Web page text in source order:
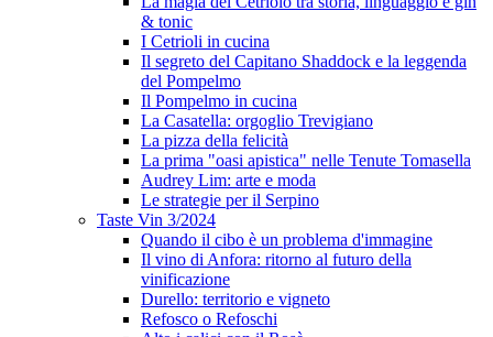
& tonic
I Cetrioli in cucina
Il segreto del Capitano Shaddock e la leggenda
del Pompelmo
Il Pompelmo in cucina
La Casatella: orgoglio Trevigiano
La pizza della felicità
La prima "oasi apistica" nelle Tenute Tomasella
Audrey Lim: arte e moda
Le strategie per il Serpino
Taste Vin 3/2024
Quando il cibo è un problema d'immagine
Il vino di Anfora: ritorno al futuro della
vinificazione
Durello: territorio e vigneto
Refosco o Refoschi